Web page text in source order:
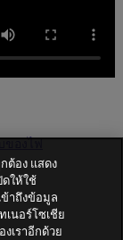
ของไฟ
ต้อง แสดง
ให้ใช้
าถึงข้อมูล
เนอร์โซเชีย
เราอีกด้วย